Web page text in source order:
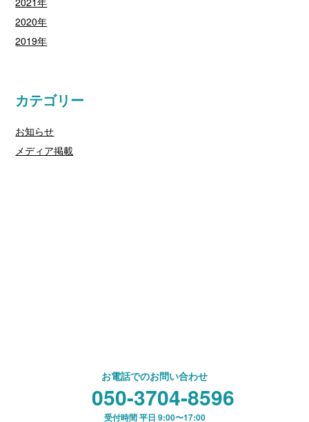
2020年
2019年
カテゴリー
お知らせ
メディア掲載
お電話でのお問い合わせ
050-3704-8596
受付時間 平日 9:00〜17:00